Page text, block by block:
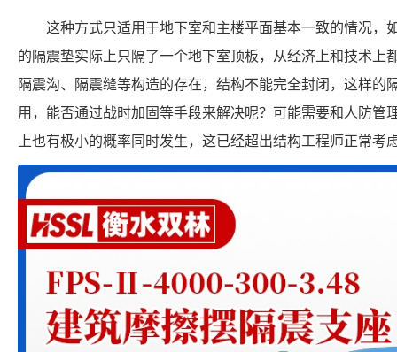
这种方式只适用于地下室和主楼平面基本一致的情况，
的隔震垫实际上只隔了一个地下室顶板，从经济上和技术上
隔震沟、隔震缝等构造的存在，结构不能完全封闭，这样的
用，能否通过战时加固等手段来解决呢？可能需要和人防管
上也有极小的概率同时发生，这已经超出结构工程师正常考